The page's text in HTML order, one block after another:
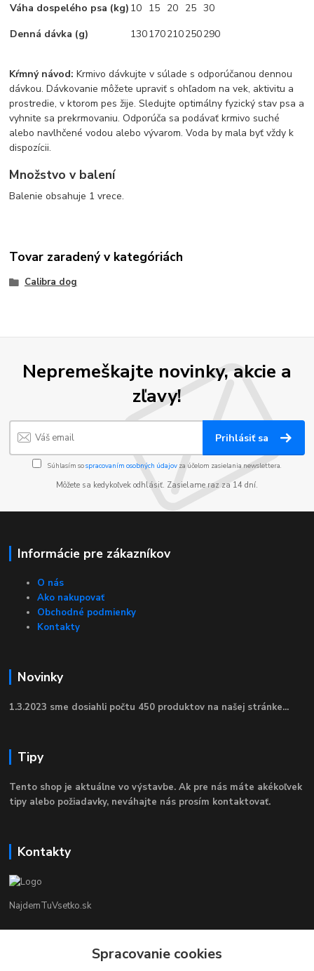
Váha dospelého psa (kg) 10 15 20 25 30
Denná dávka (g)
130170210250290
Kŕmný návod: Krmivo dávkujte v súlade s odporúčanou dennou
dávkou. Dávkovanie môžete upraviť s ohľadom na vek, aktivitu a
prostredie, v ktorom pes žije. Sledujte optimálny fyzický stav psa a
vyhnite sa prekrmovaniu. Odporúča sa podávať krmivo suché
alebo navlhčené vodou alebo vývarom. Voda by mala byť vždy k
dispozícii.
Množstvo v balení
Balenie obsahuje 1 vrece.
Tovar zaradený v kategóriách
Calibra dog
Nepremeškajte novinky, akcie a
zľavy!
Prihlásiť sa
Súhlasím sospracovaním osobných údajov za účelom zasielania newslettera.
Môžete sa kedykoľvek odhlásiť. Zasielame raz za 14 dní.
Informácie pre zákazníkov
O nás
Ako nakupovať
Obchodné podmienky
Kontakty
Novinky
1.3.2023 sme dosiahli počtu 450 produktov na našej stránke...
Tipy
Tento shop je aktuálne vo výstavbe. Ak pre nás máte akékoľvek
tipy alebo požiadavky, neváhajte nás prosím kontaktovať.
Kontakty
NajdemTuVsetko.sk
+421 902250190
Spracovanie cookies